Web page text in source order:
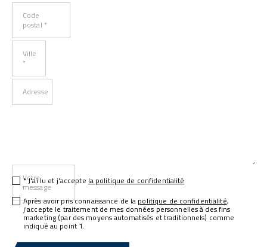
Code
postal *
Ville
*
Adresse
Votre
message
* J'ai lu et j'accepte la politique de confidentialité
Après avoir pris connaissance de la politique de confidentialité,
j'accepte le traitement de mes données personnelles à des fins
marketing (par des moyens automatisés et traditionnels) comme
indiqué au point 1.